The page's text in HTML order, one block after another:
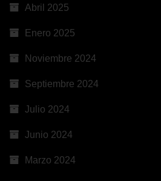
Abril 2025
Enero 2025
Noviembre 2024
Septiembre 2024
Julio 2024
Junio 2024
Marzo 2024